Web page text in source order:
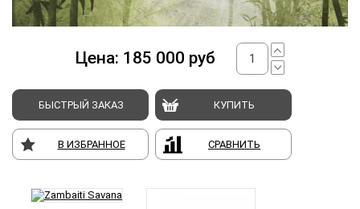
Цена: 185 000 руб
БЫСТРЫЙ ЗАКАЗ КУПИТЬ
В ИЗБРАННОЕ СРАВНИТЬ